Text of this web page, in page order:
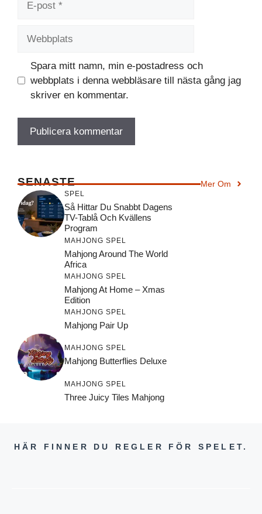
Spara mitt namn, min e-postadress och
webbplats i denna webbläsare till nästa gång jag
skriver en kommentar.
SENASTE Mer Om
SPEL
Så Hittar Du Snabbt Dagens
TV-Tablå Och Kvällens
Program
MAHJONG SPEL
Mahjong Around The World
Africa
MAHJONG SPEL
Mahjong At Home – Xmas
Edition
MAHJONG SPEL
Mahjong Pair Up
MAHJONG SPEL
Mahjong Butterflies Deluxe
MAHJONG SPEL
Three Juicy Tiles Mahjong
HÄR FINNER DU REGLER FÖR SPELET.